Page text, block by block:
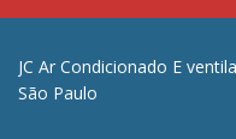
JC Ar Condicionado E
São Paulo